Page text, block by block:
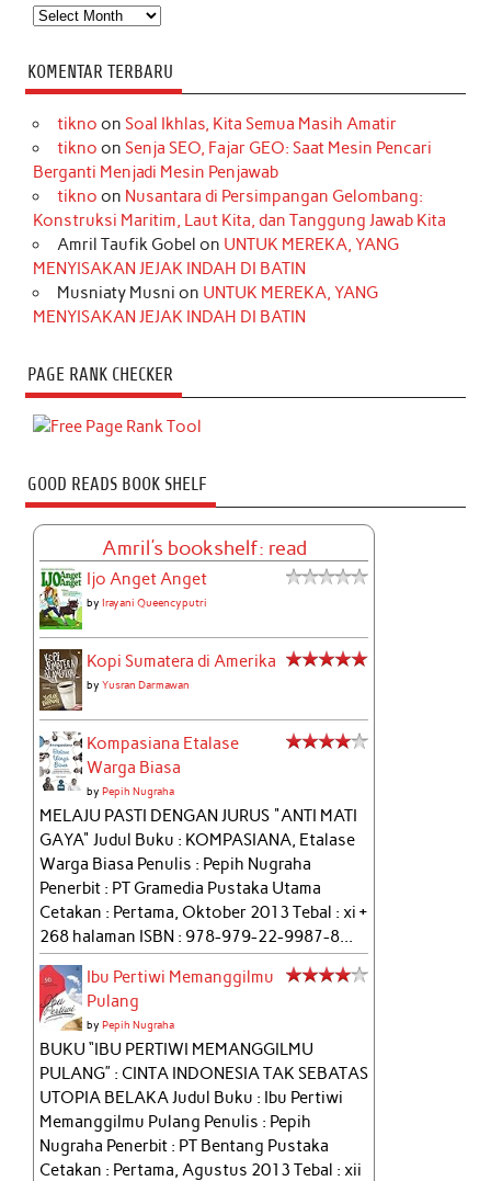
Arsip
KOMENTAR TERBARU
tikno on Soal Ikhlas, Kita Semua Masih Amatir
tikno on Senja SEO, Fajar GEO: Saat Mesin Pencari
Berganti Menjadi Mesin Penjawab
tikno on Nusantara di Persimpangan Gelombang:
Konstruksi Maritim, Laut Kita, dan Tanggung Jawab Kita
Amril Taufik Gobel on UNTUK MEREKA, YANG
MENYISAKAN JEJAK INDAH DI BATIN
Musniaty Musni on UNTUK MEREKA, YANG
MENYISAKAN JEJAK INDAH DI BATIN
PAGE RANK CHECKER
GOOD READS BOOK SHELF
Amril's bookshelf: read
Ijo Anget Anget
byIrayani Queencyputri
Kopi Sumatera di Amerika
byYusran Darmawan
Kompasiana Etalase
Warga Biasa
byPepih Nugraha
MELAJU PASTI DENGAN JURUS "ANTI MATI
GAYA" Judul Buku : KOMPASIANA, Etalase
Warga Biasa Penulis : Pepih Nugraha
Penerbit : PT Gramedia Pustaka Utama
Cetakan : Pertama, Oktober 2013 Tebal : xi +
268 halaman ISBN : 978-979-22-9987-8...
Ibu Pertiwi Memanggilmu
Pulang
byPepih Nugraha
BUKU “IBU PERTIWI MEMANGGILMU
PULANG” : CINTA INDONESIA TAK SEBATAS
UTOPIA BELAKA Judul Buku : Ibu Pertiwi
Memanggilmu Pulang Penulis : Pepih
Nugraha Penerbit : PT Bentang Pustaka
Cetakan : Pertama, Agustus 2013 Tebal : xii